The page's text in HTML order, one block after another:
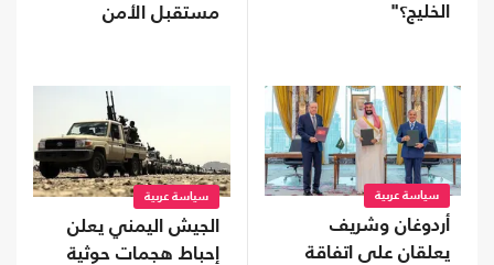
الخليج؟"
مستقبل الأمن
سياسة عربية
أردوغان وشريف
يعلقان على اتفاقة
سياسة عربية
الجيش اليمني يعلن
إحباط هجمات حوثية